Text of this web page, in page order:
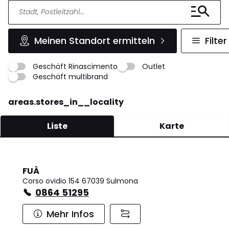
Meinen Standort ermitteln Filter
Geschäft Rinascimento
Outlet
Geschäft multibrand
areas.stores_in__locality
Liste Karte
FUÀ
Corso ovidio 154 67039 Sulmona
0864 51295
Mehr Infos